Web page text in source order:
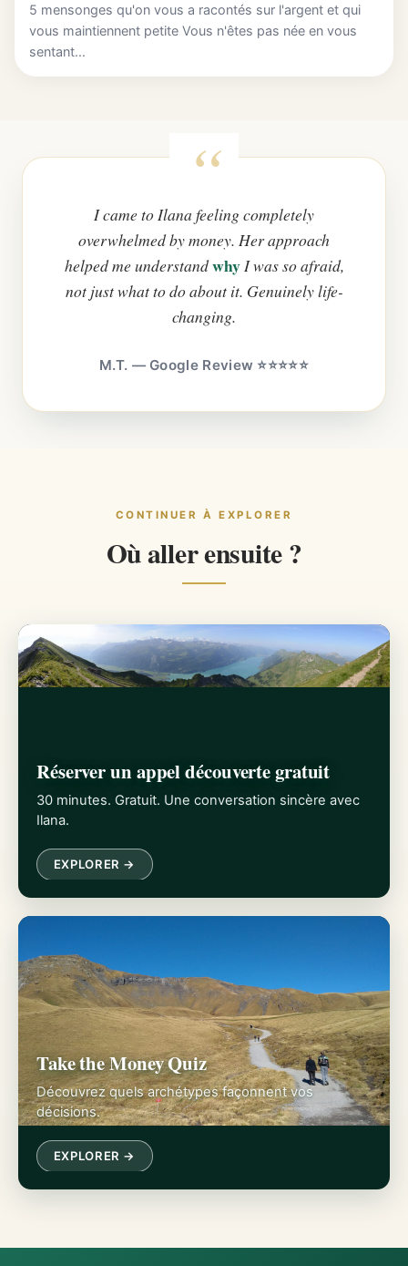
5 mensonges qu'on vous a racontés sur l'argent et qui
vous maintiennent petite Vous n'êtes pas née en vous
sentant...
I came to Ilana feeling completely
overwhelmed by money. Her approach
helped me understandwhyI was so afraid,
not just what to do about it. Genuinely life-
changing.
M.T. — Google Review ⭐⭐⭐⭐⭐
CONTINUER À EXPLORER
Où aller ensuite ?
Réserver un appel découverte gratuit
30 minutes. Gratuit. Une conversation sincère avec
Ilana.
EXPLORER →
Take the Money Quiz
Découvrez quels archétypes façonnent vos
décisions.
EXPLORER →